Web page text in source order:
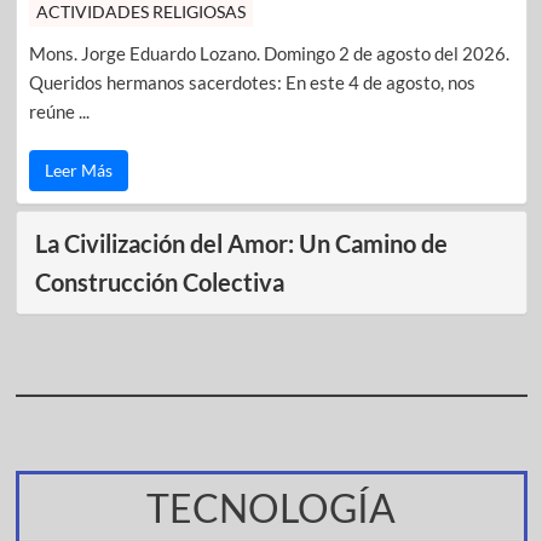
ACTIVIDADES RELIGIOSAS
Mons. Jorge Eduardo Lozano. Domingo 2 de agosto del 2026.
Queridos hermanos sacerdotes: En este 4 de agosto, nos
reúne ...
Leer Más
La Civilización del Amor: Un Camino de
Construcción Colectiva
TECNOLOGÍA